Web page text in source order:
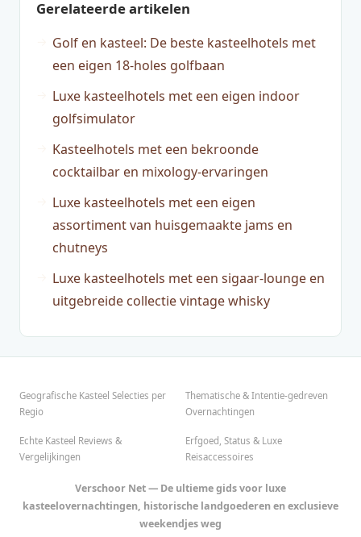
Gerelateerde artikelen
Golf en kasteel: De beste kasteelhotels met
een eigen 18-holes golfbaan
Luxe kasteelhotels met een eigen indoor
golfsimulator
Kasteelhotels met een bekroonde
cocktailbar en mixology-ervaringen
Luxe kasteelhotels met een eigen
assortiment van huisgemaakte jams en
chutneys
Luxe kasteelhotels met een sigaar-lounge en
uitgebreide collectie vintage whisky
Geografische Kasteel Selecties per
Regio
Thematische & Intentie-gedreven
Overnachtingen
Echte Kasteel Reviews &
Vergelijkingen
Erfgoed, Status & Luxe
Reisaccessoires
Verschoor Net — De ultieme gids voor luxe
kasteelovernachtingen, historische landgoederen en exclusieve
weekendjes weg